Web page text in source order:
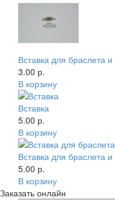
Вставка для браслета и
3.00 р.
В корзину
Вставка
5.00 р.
В корзину
Вставка для браслета и
5.00 р.
В корзину
Заказать онлайн